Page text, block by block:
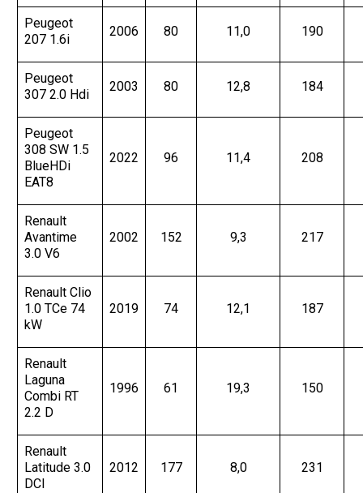
Peugeot
207 1.6i
2006 80 11,0 190
Peugeot
307 2.0 Hdi
2003 80 12,8 184
Peugeot
308 SW 1.5
BlueHDi
EAT8
2022 96 11,4 208
Renault
Avantime
3.0 V6
2002 152 9,3 217
Renault Clio
1.0 TCe 74
kW
2019 74 12,1 187
Renault
Laguna
Combi RT
2.2 D
1996 61 19,3 150
Renault
Latitude 3.0
DCI
2012 177 8,0 231